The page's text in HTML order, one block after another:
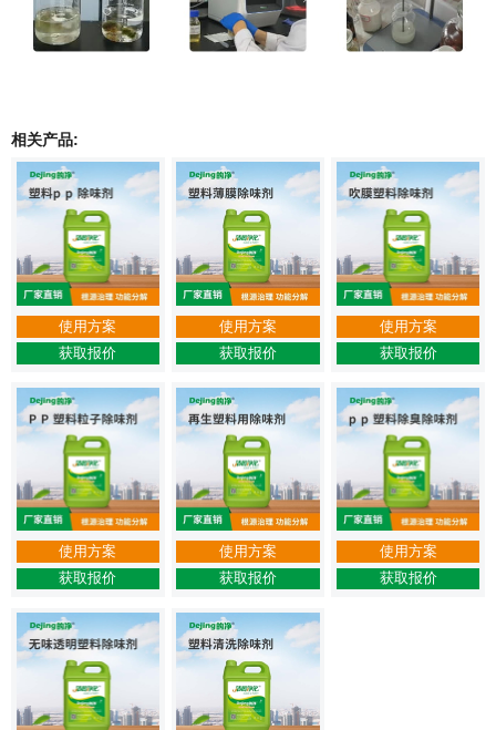
相关产品:
使用方案
获取报价
使用方案
获取报价
使用方案
获取报价
使用方案
获取报价
使用方案
获取报价
使用方案
获取报价